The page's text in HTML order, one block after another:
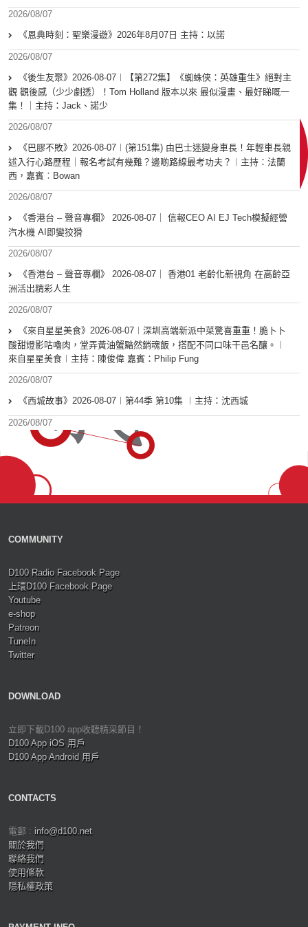
2026/08/07
《恩典時刻：聖樂漫遊》2026年8月07日 主持：以諾
2026/08/07
《後生友聚》2026-08-07︱【第272集】《蜘蛛俠：英雄重生》絕對主
觀 觀後感（少少劇透）！Tom Holland 版本以來 最似漫畫、最好睇嘅一
集！｜主持：Jack、諾少
2026/08/07
《巴膠不敗》2026-08-07︱(第151集) 由巴士迷變身車長！年輕車長親
述入行心路歷程｜報名考試有幾難？邊啲路線最考功夫？︱主持：法蘭
西，嘉賓︰Bowan
2026/08/07
《香港台 – 聲音專欄》 2026-08-07｜ 信報CEO AI EJ Tech模擬經營
汽水機 AI即變狡猾
2026/08/07
《香港台 – 聲音專欄》 2026-08-07｜ 香港01 老齡化新視角 在高齡亞
洲活出精彩人生
2026/08/07
《來自星星美食》2026-08-07︱深圳高端新派中菜驚喜重重！脆卜卜
酸甜燈影咕嚕肉，堂弄黃油蟹黯然銷魂飯，搭配不同口味干邑名釀。︱
來自星星美食︱主持：陳俊偉 嘉賓：Philip Fung
2026/08/07
《西城故事》2026-08-07︱第44季 第10集 ︱主持：沈西城
2026/08/07
COMMUNITY
D100 Radio Facebook Page
上環D100 Facebook Page
Youtube
e-shop
Patreon
TuneIn
Twitter
DOWNLOAD
立即下載D100 app收聽精采節目！
D100 App iOS 用戶
D100 App Android 用戶
CONTACTS
電郵 : info@d100.net
關於我們
聯絡我們
使用條款
隱私權政策